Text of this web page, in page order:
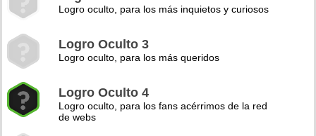
Logro oculto, para los más inquietos y curiosos
Logro Oculto 3
Logro oculto, para los más queridos
Logro Oculto 4
Logro oculto, para los fans acérrimos de la red
de webs